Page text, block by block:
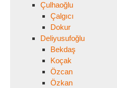
Çulhaoğlu
Çalgıcı
Dokur
Deliyusufoğlu
Bekdaş
Koçak
Özcan
Özkan